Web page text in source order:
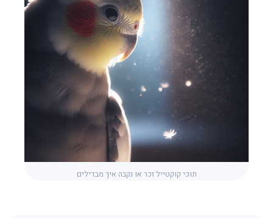
תוכי קוקטייל זכר או נקבה איך מבדילים